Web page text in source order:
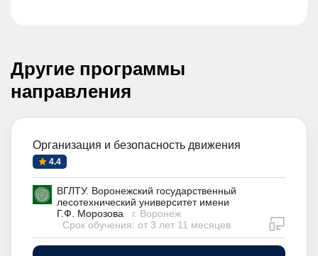
Другие программы
направления
Организация и безопасность движения
4.4
ВГЛТУ. Воронежский государственный
лесотехнический университет имени
Г.Ф. Морозова
г. Воронеж
Срок обучения: от 3 лет 11 месяцев